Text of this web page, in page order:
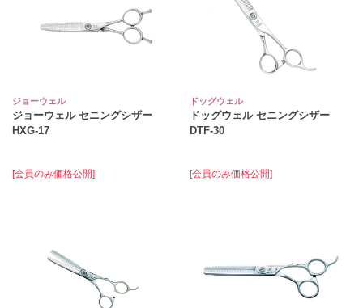
ジョーウェル
ジョーウェル セニングシザー
HXG-17
[会員のみ価格公開]
ドッグウェル
ドッグウェル セニングシザー
DTF-30
[会員のみ価格公開]